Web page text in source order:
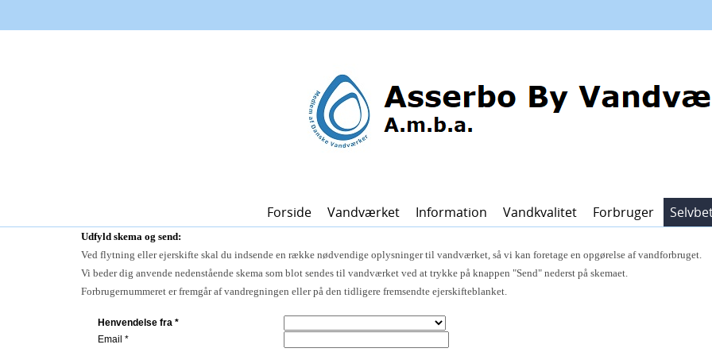
Forside Vandværket Information Vandkvalitet Forbruger
Udfyld skema og send:
Ved flytning eller ejerskifte skal du indsende en række nødvendige oplysninger til vandværket, så vi kan foretage en opgørelse af vandforbruget.
Vi beder dig anvende nedenstående skema som blot sendes til vandværket ved at trykke på knappen "Send" nederst på skemaet.
Forbrugernummeret er fremgår af vandregningen eller på den tidligere fremsendte ejerskifteblanket.